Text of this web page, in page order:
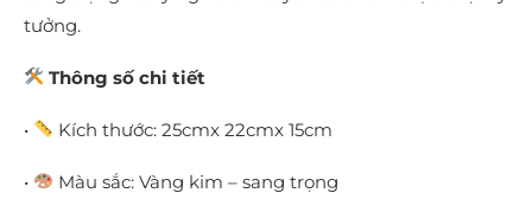
tưởng.
Thông số chi tiết
• Kích thước: 25cmx 22cmx 15cm
• Màu sắc: Vàng kim – sang trọng